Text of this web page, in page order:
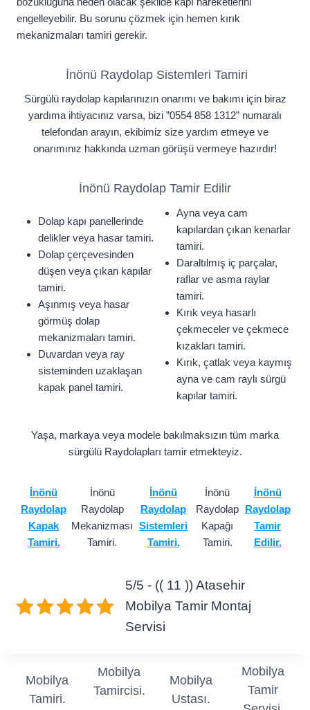
engelleyebilir. Bu sorunu çözmek için hemen kırık
mekanizmaları tamiri gerekir.
İnönü Raydolap Sistemleri Tamiri
Sürgülü raydolap kapılarınızın onarımı ve bakımı için biraz
yardıma ihtiyacınız varsa, bizi ”0554 858 1312” numaralı
telefondan arayın, ekibimiz size yardım etmeye ve
onarımınız hakkında uzman görüşü vermeye hazırdır!
İnönü Raydolap Tamir Edilir
Dolap kapı panellerinde
delikler veya hasar tamiri.
Dolap çerçevesinden
düşen veya çıkan kapılar
tamiri.
Aşınmış veya hasar
görmüş dolap
mekanizmaları tamiri.
Duvardan veya ray
sisteminden uzaklaşan
kapak panel tamiri.
Ayna veya cam
kapılardan çıkan kenarlar
tamiri.
Daraltılmış iç parçalar,
raflar ve asma raylar
tamiri.
Kırık veya hasarlı
çekmeceler ve çekmece
kızakları tamiri.
Kırık, çatlak veya kaymış
ayna ve cam raylı sürgü
kapılar tamiri.
Yaşa, markaya veya modele bakılmaksızın tüm marka
sürgülü Raydolapları tamir etmekteyiz.
İnönü
Raydolap
Kapak
Tamiri.
İnönü
Raydolap
Mekanizması
Tamiri.
İnönü
Raydolap
Sistemleri
Tamiri.
İnönü
Raydolap
Kapağı
Tamiri.
İnönü
Raydolap
Tamir
Edilir.
5/5 - (( 11 )) Atasehir
Mobilya Tamir Montaj
Servisi
Mobilya
Tamiri.
Mobilya
Tamircisi.
Mobilya
Ustası.
Mobilya
Tamir